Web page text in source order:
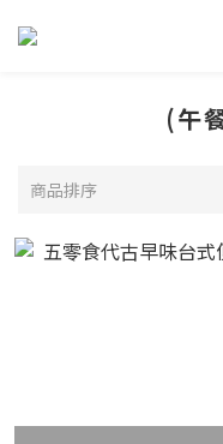
(午
商品排序